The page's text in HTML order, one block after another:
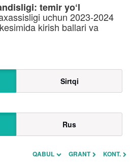
temir yo‘l
uchun 2023-2024
kirish ballari va
Sirtqi
Rus
QABUL GRANT KONT.